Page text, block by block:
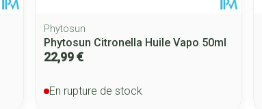
Phytosun
Phytosun Citronella Huile Vapo 50ml
22,99 €
En rupture de stock